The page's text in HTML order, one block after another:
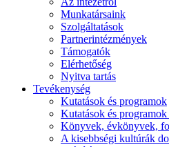
Munkatársaink
Szolgáltatások
Partnerintézmények
Támogatók
Elérhetőség
Nyitva tartás
Tevékenység
Kutatások és programok
Kutatások és
Könyvek, évkönyvek,
A kisebbségi kultúrák